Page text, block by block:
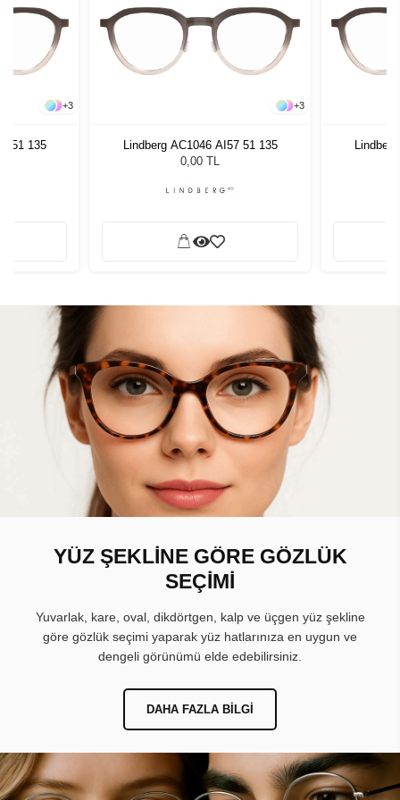
+3
51 135
+3
Lindberg AC1046 AI57 51 135
0,00 TL
YÜZ ŞEKLİNE GÖRE GÖZLÜK
SEÇİMİ
Yuvarlak, kare, oval, dikdörtgen, kalp ve üçgen yüz şekline
göre gözlük seçimi yaparak yüz hatlarınıza en uygun ve
dengeli görünümü elde edebilirsiniz.
DAHA FAZLA BILGI